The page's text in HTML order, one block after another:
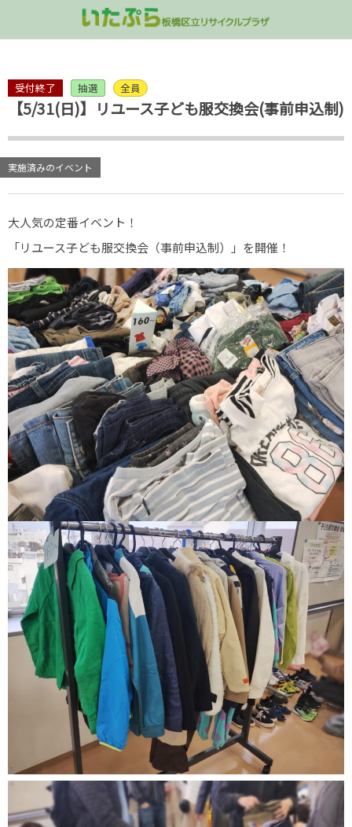
受付終了 抽選 全員
【5/31(日)】リユース子ども服交換会(事前申込制)
実施済みのイベント
大人気の定番イベント！
「リユース子ども服交換会（事前申込制）」を開催！
屋上
2階 ラウンジフロア
地下 シャワー/ロッカー室
家具の受入
拠点回収
「いたぷらショップ」
講演会
イベント
パネル展
出張講座のご案内
終了した企画
コンポスト